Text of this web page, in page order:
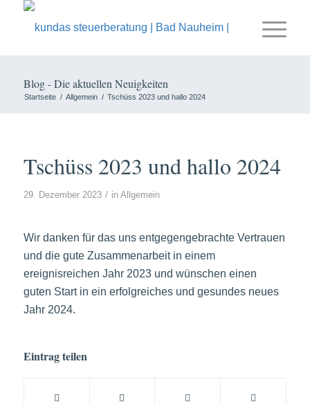
Blog - Die aktuellen Neuigkeiten
Startseite / Allgemein / Tschüss 2023 und hallo 2024
Tschüss 2023 und hallo 2024
29. Dezember 2023 / in Allgemein
Wir danken für das uns entgegengebrachte Vertrauen
und die gute Zusammenarbeit in einem
ereignisreichen Jahr 2023 und wünschen einen
guten Start in ein erfolgreiches und gesundes neues
Jahr 2024.
Eintrag teilen